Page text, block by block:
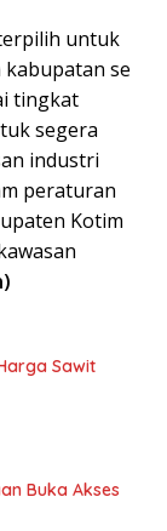
untuk
se
tingkat
segera
industri
peraturan
Kotim
Sawit
Buka Akses